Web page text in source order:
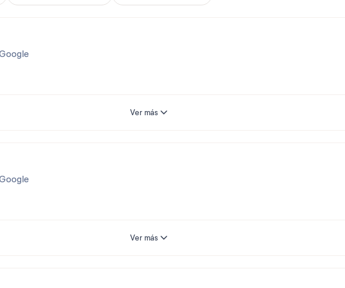
Ponsa durante su visita? Está a solo 50 metros de la residencia y es perfecta
y a la espera de volver a darle la bienvenida muy pronto,
Ver más
Ver más